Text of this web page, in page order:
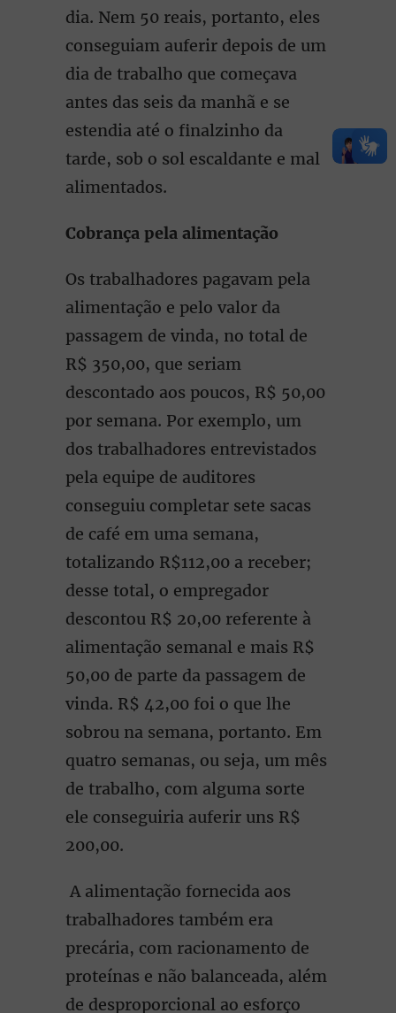
dia. Nem 50 reais, portanto, eles
conseguiam auferir depois de um
dia de trabalho que começava
antes das seis da manhã e se
estendia até o finalzinho da
tarde, sob o sol escaldante e mal
alimentados.
Cobrança pela alimentação
Os trabalhadores pagavam pela
alimentação e pelo valor da
passagem de vinda, no total de
R$ 350,00, que seriam
descontado aos poucos, R$ 50,00
por semana. Por exemplo, um
dos trabalhadores entrevistados
pela equipe de auditores
conseguiu completar sete sacas
de café em uma semana,
totalizando R$112,00 a receber;
desse total, o empregador
descontou R$ 20,00 referente à
alimentação semanal e mais R$
50,00 de parte da passagem de
vinda. R$ 42,00 foi o que lhe
sobrou na semana, portanto. Em
quatro semanas, ou seja, um mês
de trabalho, com alguma sorte
ele conseguiria auferir uns R$
200,00.
A alimentação fornecida aos
trabalhadores também era
precária, com racionamento de
proteínas e não balanceada, além
de desproporcional ao esforço